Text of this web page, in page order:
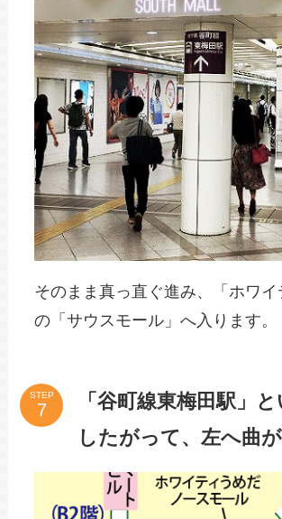
そのまま真っ直ぐ進み、「ホワイ
の「サウスモール」へ入ります。
STEP
「谷町線東梅田駅」
したがって、左へ曲